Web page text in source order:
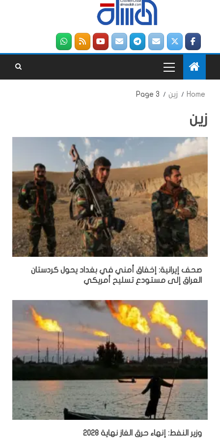
Home زين Page 3
زين
صحف إيرانية: إخفاق أمني في بغداد يحول كردستان
العراق إلى مستودع تسليح أمريكي
وزير النفط: إنهاء حرق الغاز نهاية 2028